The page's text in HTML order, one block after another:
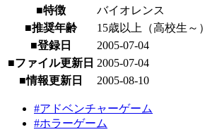
■特徴
バイオレンス
■推奨年齢
15歳以上（高校生～）
■登録日
2005-07-04
■ファイル更新日 2005-07-04
■情報更新日
2005-08-10
#アドベンチャーゲーム
#ホラーゲーム